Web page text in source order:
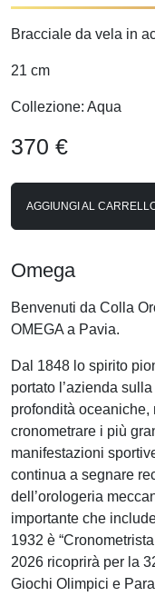
Bracciale da vela in
21 cm
Collezione: Aqua
370 €
AGGIUNGI AL
Omega
Benvenuti da Colla
OMEGA a Pavia.
Dal 1848 lo spirito
portato l’azienda
profondità oceaniche,
cronometrare i più
manifestazioni
continua a segnare
dell’orologeria
importante che
1932 è
2026 ricoprirà per la
Giochi Olimpici e